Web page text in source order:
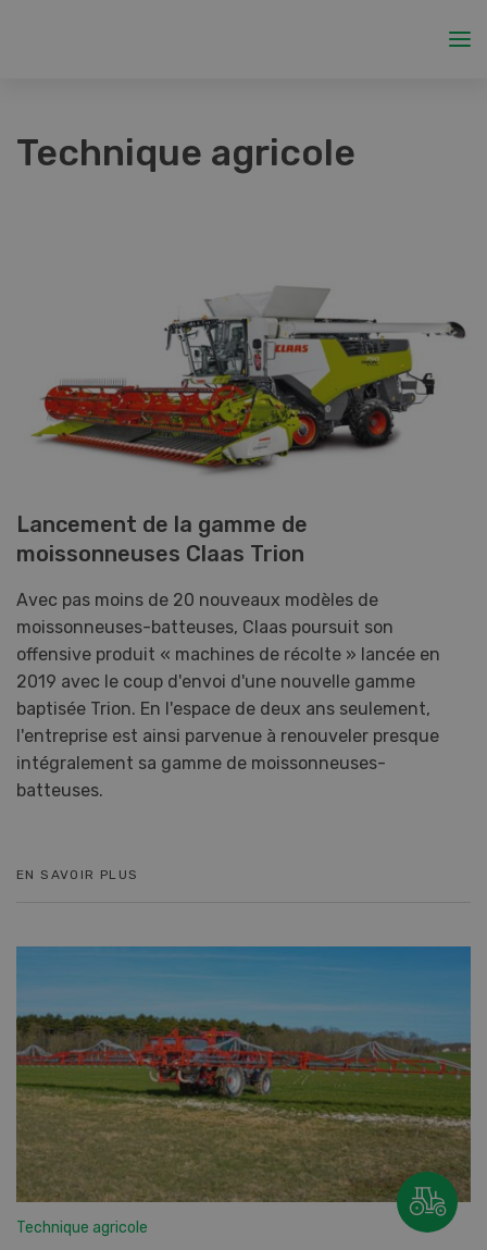
Technique agricole
Lancement de la gamme de
moissonneuses Claas Trion
Avec pas moins de 20 nouveaux modèles de
moissonneuses-batteuses, Claas poursuit son
offensive produit « machines de récolte » lancée en
2019 avec le coup d'envoi d'une nouvelle gamme
baptisée Trion. En l'espace de deux ans seulement,
l'entreprise est ainsi parvenue à renouveler presque
intégralement sa gamme de moissonneuses-
batteuses.
EN SAVOIR PLUS
Technique agricole